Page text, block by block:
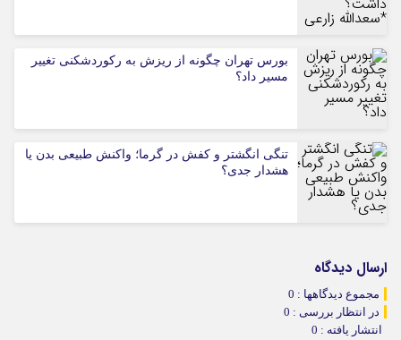
بورس تهران چگونه از ریزش به رکوردشکنی تغییر
مسیر داد؟
تنگی انگشتر و کفش در گرما؛ واکنش طبیعی بدن یا
هشدار جدی؟
ارسال دیدگاه
مجموع دیدگاهها : 0
در انتظار بررسی : 0
انتشار یافته : 0